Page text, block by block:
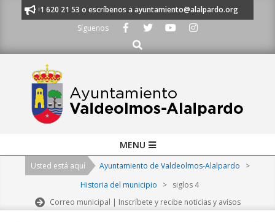
al 91 620 21 53 o escríbenos a ayuntamiento@alalpardo.org
Síguenos
Buscar
Navigation
MENU
Usted está aquí Ayuntamiento de Valdeolmos-Alalpardo
>
Historia del municipio
> siglos 4
Correo municipal | Inscríbete y recibe noticias y avisos